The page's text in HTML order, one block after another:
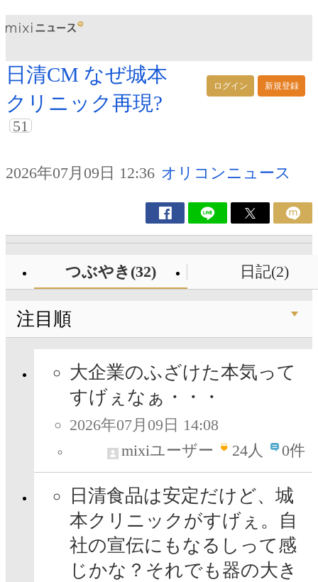
ログイン 新規登録
日清CM なぜ城本
クリニック再現?
51
2026年07月09日 12:36 オリコンニュース
つぶやき(32) 日記(2)
注目順
大企業のふざけた本気って
すげぇなぁ・・・
2026年07月09日 14:08
mixiユーザー
24人 0件
日清食品は安定だけど、城
本クリニックがすげぇ。自
社の宣伝にもなるしって感
じかな？それでも器の大き